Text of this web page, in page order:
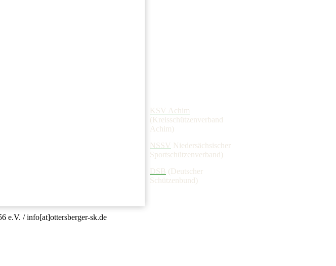
KSV Achim
(Kreisschützenverband
Achim)
NSSV Niedersächsischer
Sportschützenverband)
DSB (Deutscher
Schützenbund)
e.V. / info[at]ottersberger-sk.de